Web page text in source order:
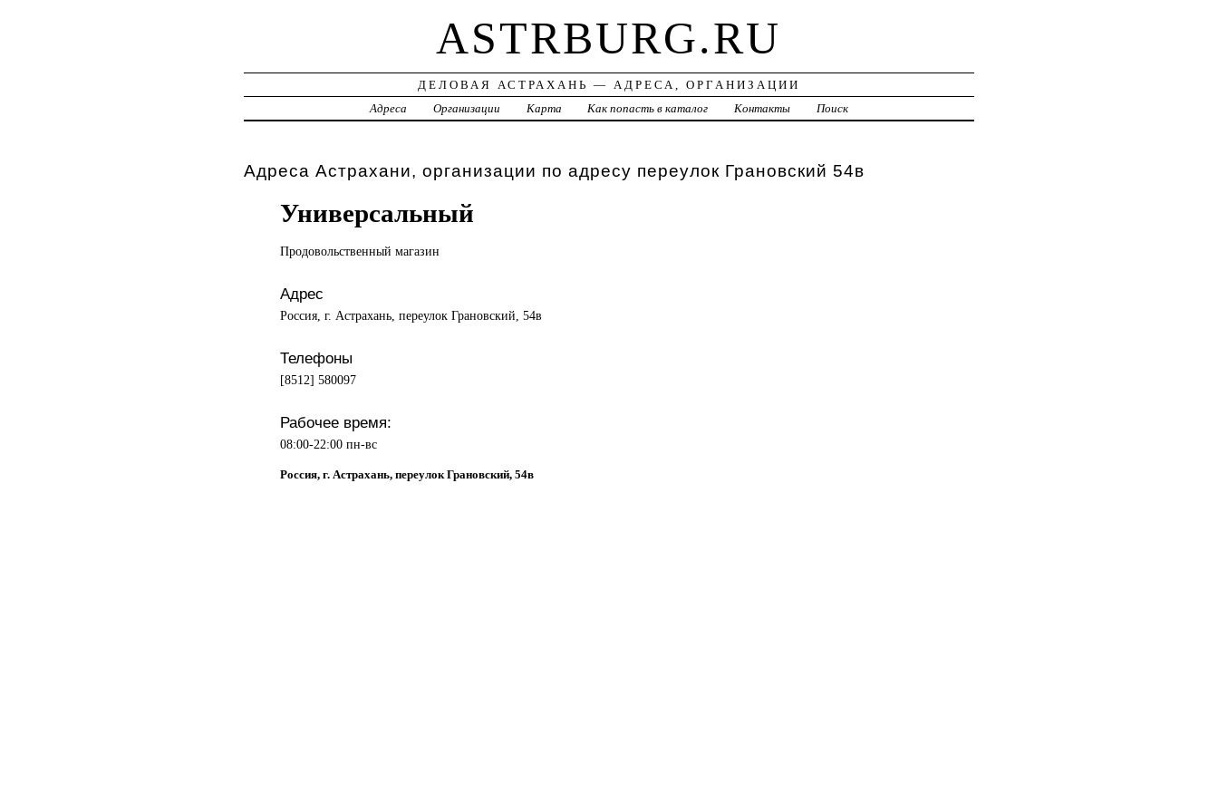
ASTRBURG.RU
ДЕЛОВАЯ АСТРАХАНЬ — АДРЕСА, ОРГАНИЗАЦИИ
Адреса
Организации Карта Как попасть в каталог Контакты Поиск
Адреса Астрахани, организации по адресу переулок Грановский 54в
Универсальный
Продовольственный магазин
Адрес
Россия, г. Астрахань, переулок Грановский, 54в
Телефоны
[8512] 580097
Рабочее время:
08:00-22:00 пн-вс
Россия, г. Астрахань, переулок Грановский, 54в